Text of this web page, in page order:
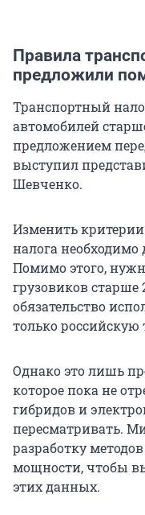
Правила
предложили
Транспортный
автомобилей
предложением
выступил
Шевченко.
Изменить
налога
Помимо этого,
грузовиков старше
обязательство
только российскую
Однако это лишь
которое пока не
гибридов и
пересматривать.
разработку
мощности, чтобы
этих данных.